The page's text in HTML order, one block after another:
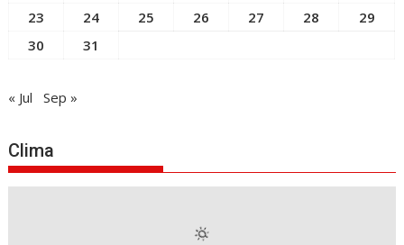
23
24 25 26 27 28
29
30
31
« Jul Sep »
Clima